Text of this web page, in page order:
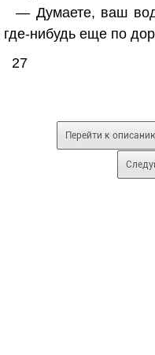
— Думаете, ваш
где-нибудь еще по
27
Перейти к